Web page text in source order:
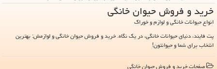
خرید و فروش حیوان خانگی
انواع حیوانات خانگی و لوازم و خوراک
پت فایند، دنیای حیوانات خانگی، در یک نگاه. خرید و فروش حیوان خانگی و لوازمش: بهترین
انتخاب برای شما و حیوانتون!
صفحات خرید و فروش حیوان خانگی